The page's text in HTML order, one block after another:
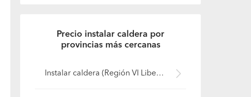
Precio instalar caldera por
provincias más cercanas
Instalar caldera (Región VI Libertador B. O'Higgins - Colchagua)